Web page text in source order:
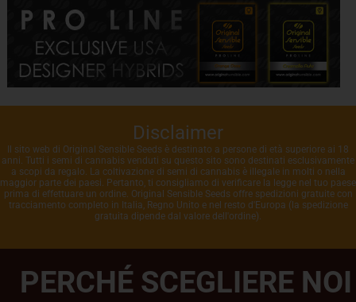
Disclaimer
Il sito web di Original Sensible Seeds è destinato a persone di età superiore ai 18
anni. Tutti i semi di cannabis venduti su questo sito sono destinati esclusivamente
a scopi da regalo. La coltivazione di semi di cannabis è illegale in molti o nella
maggior parte dei paesi. Pertanto, ti consigliamo di verificare la legge nel tuo paese
prima di effettuare un ordine. Original Sensible Seeds offre spedizioni gratuite con
tracciamento completo in Italia, Regno Unito e nel resto d'Europa (la spedizione
gratuita dipende dal valore dell'ordine).
PERCHÉ SCEGLIERE NOI